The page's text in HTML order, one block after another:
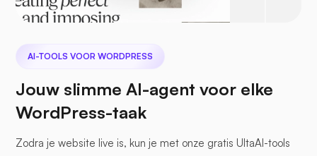
AI-TOOLS VOOR WORDPRESS
Jouw slimme AI-agent voor elke
WordPress-taak
Zodra je website live is, kun je met onze gratis UltaAI-tools